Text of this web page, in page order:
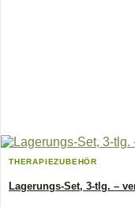
THERAPIEZUBEHÖR
Lagerungs-Set, 3-tlg. –